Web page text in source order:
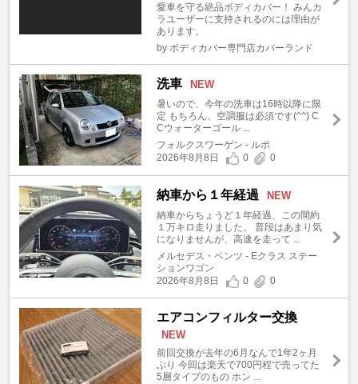
愛車を守る絶品ボディカバー！ みんカ
ラユーザーに支持されるのには理由が
あります。
by ボディカバー専門店カバーランド
洗車 NEW
暑いので、今年の洗車は16時以降に限
定 もちろん、空調服は必須です(^^) C
Cウォーターゴール ...
フォルクスワーゲン - ルポ
2026年8月8日
0 0
納車から１年経過 NEW
納車からちょうど１年経過、この間約
１万キロ走りました。 普段はあまり気
になりませんが、高速を走って ...
メルセデス・ベンツ - Eクラス ステー
ションワゴン
2026年8月8日
0 0
エアコンフィルター交換
NEW
前回交換が去年の6月なんで1年2ヶ月
ぶり 今回は楽天で700円程で売ってた
5層タイプのもの ホン ...